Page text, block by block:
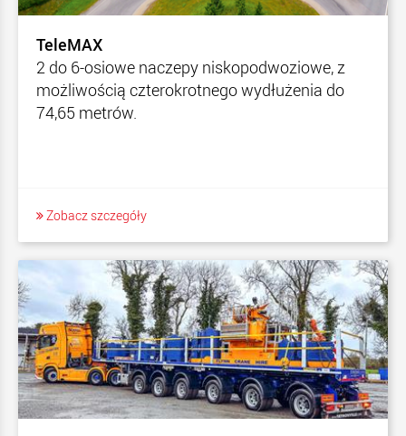
TeleMAX
2 do 6-osiowe naczepy niskopodwoziowe, z
możliwością czterokrotnego wydłużenia do
74,65 metrów.
Zobacz szczegóły